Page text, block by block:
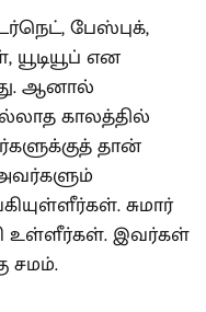
பேஸ்புக்,
என
ஆனால்
காலத்தில்
தான்
சுமார்
உள்ளீர்கள். இவர்கள்
சமம்.